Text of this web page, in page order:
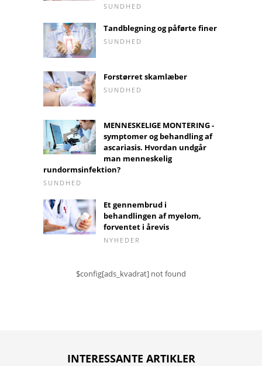
SUNDHED
Tandblegning og påførte finer
SUNDHED
Forstørret skamlæber
SUNDHED
MENNESKELIGE MONTERING -
symptomer og behandling af
ascariasis. Hvordan undgår
man menneskelig
rundormsinfektion?
SUNDHED
Et gennembrud i
behandlingen af ​​myelom,
forventet i årevis
NYHEDER
$config[ads_kvadrat] not found
INTERESSANTE ARTIKLER